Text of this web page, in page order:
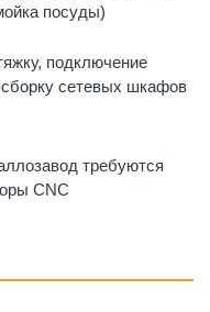
посуды)
подключение
сетевых шкафов
требуются
CNC